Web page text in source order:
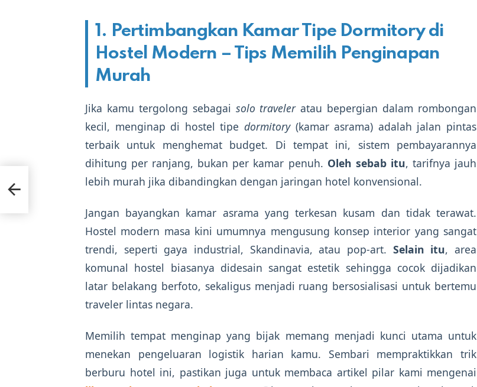
1. Pertimbangkan Kamar Tipe Dormitory di
Hostel Modern – Tips Memilih Penginapan
Murah
Jika kamu tergolong sebagai solo traveleratau bepergian dalam rombongan
kecil, menginap di hostel tipe dormitory(kamar asrama) adalah jalan pintas
terbaik untuk menghemat budget. Di tempat ini, sistem pembayarannya
dihitung per ranjang, bukan per kamar penuh. Oleh sebab itu, tarifnya jauh
lebih murah jika dibandingkan dengan jaringan hotel konvensional.
Jangan bayangkan kamar asrama yang terkesan kusam dan tidak terawat.
Hostel modern masa kini umumnya mengusung konsep interior yang sangat
trendi, seperti gaya industrial, Skandinavia, atau pop-art. Selain itu, area
komunal hostel biasanya didesain sangat estetik sehingga cocok dijadikan
latar belakang berfoto, sekaligus menjadi ruang bersosialisasi untuk bertemu
traveler lintas negara.
Memilih tempat menginap yang bijak memang menjadi kunci utama untuk
menekan pengeluaran logistik harian kamu. Sembari mempraktikkan trik
berburu hotel ini, pastikan juga untuk membaca artikel pilar kami mengenai